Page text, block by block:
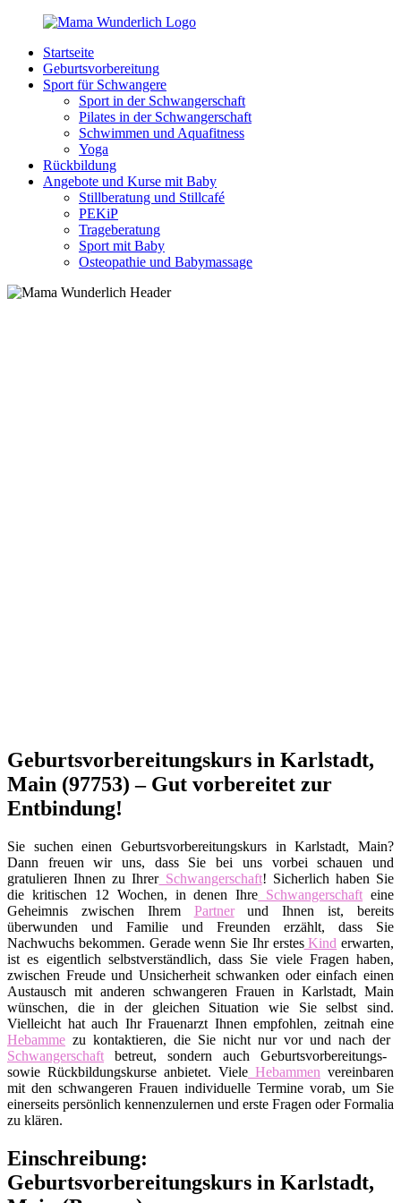
Zurück
Inhalt
MamaWunderlich.de
Mutti
sein
wunderbar!
Startseite
Geburtsvorbereitung
Sport für Schwangere
Sport in der Schwangerschaft
Pilates in der Schwangerschaft
Schwimmen und Aquafitness
Yoga
Rückbildung
Angebote und Kurse mit Baby
Stillberatung und Stillcafé
PEKiP
Trageberatung
Sport mit Baby
Osteopathie und Babymassage
Geburtsvorbereitungskurs in Karlstadt,
Main (97753) – Gut vorbereitet zur
Entbindung!
Sie suchen einen Geburtsvorbereitungskurs in Karlstadt, Main?
Dann freuen wir uns, dass Sie bei uns vorbei schauen und
gratulieren Ihnen zu IhrerSchwangerschaft! Sicherlich haben Sie
die kritischen 12 Wochen, in denen Ihre Schwangerschaft eine
Geheimnis zwischen Ihrem Partnerund Ihnen ist, bereits
überwunden und Familie und Freunden erzählt, dass Sie
Nachwuchs bekommen. Gerade wenn Sie Ihr erstesKind erwarten,
ist es eigentlich selbstverständlich, dass Sie viele Fragen haben,
zwischen Freude und Unsicherheit schwanken oder einfach einen
Austausch mit anderen schwangeren Frauen in Karlstadt, Main
wünschen, die in der gleichen Situation wie Sie selbst sind.
Vielleicht hat auch Ihr Frauenarzt Ihnen empfohlen, zeitnah eine
Hebamme zu kontaktieren, die Sie nicht nur vor und nach der
Schwangerschaft betreut, sondern auch Geburtsvorbereitungs-
sowie Rückbildungskurse anbietet. Viele Hebammen vereinbaren
mit den schwangeren Frauen individuelle Termine vorab, um Sie
einerseits persönlich kennenzulernen und erste Fragen oder Formalia
zu klären.
Einschreibung:
Geburtsvorbereitungskurs in Karlstadt,